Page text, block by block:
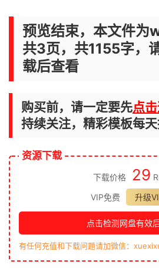
预览结束，本文件为
共3页，共1155字，
载后查看
购买前，请一定要先点
持续关注，精彩模板每
资源下载
下载价格 29
VIP免费
升级
点击检测网盘有效
有任何充值和下载问题请加微信：